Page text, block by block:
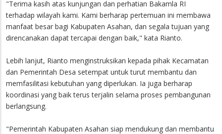
"Terima kasih atas kunjungan dan perhatian Bakamla RI
terhadap wilayah kami. Kami berharap pertemuan ini membawa
manfaat besar bagi Kabupaten Asahan, dan segala tujuan yang
direncanakan dapat tercapai dengan baik," kata Rianto.
Lebih lanjut, Rianto menginstruksikan kepada pihak Kecamatan
dan Pemerintah Desa setempat untuk turut membantu dan
memfasilitasi kebutuhan yang diperlukan. Ia juga berharap
koordinasi yang baik terus terjalin selama proses pembangunan
berlangsung.
"Pemerintah Kabupaten Asahan siap mendukung dan membantu